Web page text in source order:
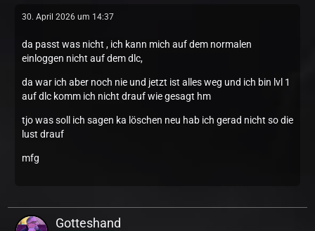
30. April 2026 um 14:37
da passt was nicht , ich kann mich auf dem normalen
einloggen nicht auf dem dlc,
da war ich aber noch nie und jetzt ist alles weg und ich bin lvl 1
auf dlc komm ich nicht drauf wie gesagt hm
tjo was soll ich sagen ka löschen neu hab ich gerad nicht so die
lust drauf
mfg
Gotteshand